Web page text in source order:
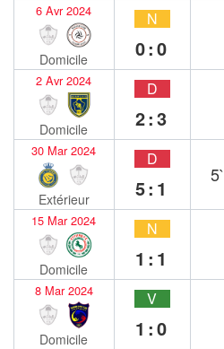
6 Avr 2024
Domicile
N
0:0
2 Avr 2024
Domicile
D
2:3
30 Mar 2024
Extérieur
D
5:1
5`
15 Mar 2024
Domicile
N
1:1
8 Mar 2024
Domicile
V
1:0